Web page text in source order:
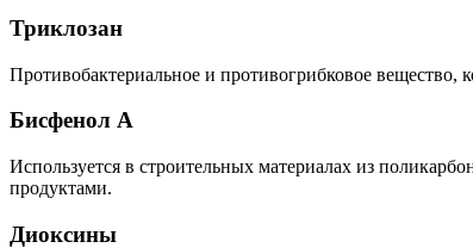
Триклозан
Противобактериальное и противогрибковое вещество,
Бисфенол А
Используется в строительных материалах из
продуктами.
Диоксины